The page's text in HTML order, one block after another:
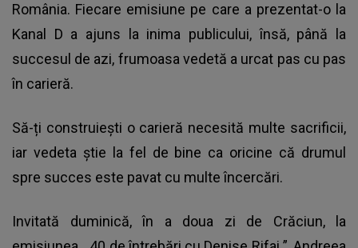
România. Fiecare emisiune pe care a prezentat-o la
Kanal D a ajuns la inima publicului, însă, până la
succesul de azi, frumoasa vedetă a urcat pas cu pas
în carieră.
Să-ți construiești o carieră necesită multe sacrificii,
iar vedeta știe la fel de bine ca oricine că drumul
spre succes este pavat cu multe încercări.
Invitată duminică, în a doua zi de Crăciun, la